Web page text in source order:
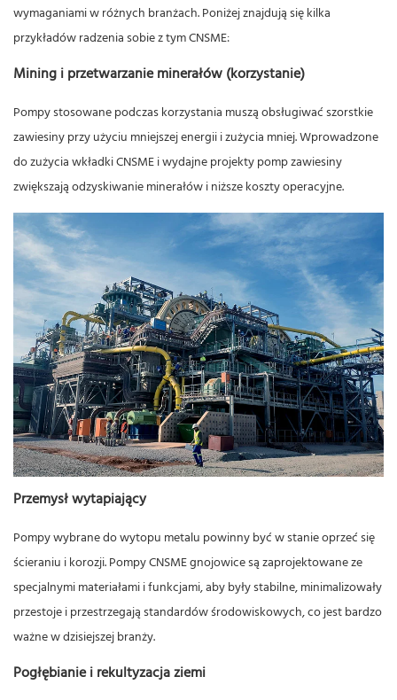
wymaganiami w różnych branżach. Poniżej znajdują się kilka
przykładów radzenia sobie z tym CNSME:
Mining i przetwarzanie minerałów (korzystanie)
Pompy stosowane podczas korzystania muszą obsługiwać szorstkie
zawiesiny przy użyciu mniejszej energii i zużycia mniej. Wprowadzone
do zużycia wkładki CNSME i wydajne projekty pomp zawiesiny
zwiększają odzyskiwanie minerałów i niższe koszty operacyjne.
Przemysł wytapiający
Pompy wybrane do wytopu metalu powinny być w stanie oprzeć się
ścieraniu i korozji. Pompy CNSME gnojowice są zaprojektowane ze
specjalnymi materiałami i funkcjami, aby były stabilne, minimalizowały
przestoje i przestrzegają standardów środowiskowych, co jest bardzo
ważne w dzisiejszej branży.
Pogłębianie i rekultyzacja ziemi